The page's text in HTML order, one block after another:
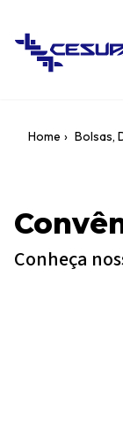
Home ›
Conheça